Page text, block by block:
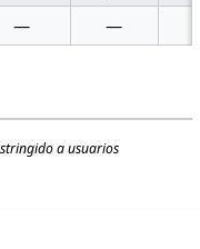
— —
a usuarios